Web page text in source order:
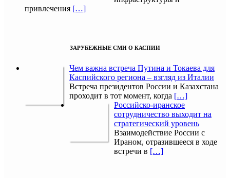
привлечения […]
ЗАРУБЕЖНЫЕ СМИ О КАСПИИ
Чем важна встреча Путина и Токаева для
Каспийского региона – взгляд из Италии
Встреча президентов России и Казахстана
проходит в тот момент, когда […]
Российско-иранское
сотрудничество выходит на
стратегический уровень
Взаимодействие России с
Ираном, отразившееся в ходе
встречи в […]